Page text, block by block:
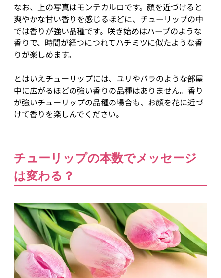
なお、上の写真はモンテカルロです。顔を近づけると
爽やかな甘い香りを感じるほどに、チューリップの中
では香りが強い品種です。咲き始めはハーブのような
香りで、時間が経つにつれてハチミツに似たような香
りが楽しめます。
とはいえチューリップには、ユリやバラのような部屋
中に広がるほどの強い香りの品種はありません。香り
が強いチューリップの品種の場合も、お顔を花に近づ
けて香りを楽しんでください。
チューリップの本数でメッセージ
は変わる？